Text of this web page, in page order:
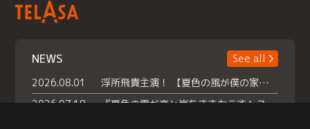
NEWS
See all
2026.08.01
浮所飛貴主演！ 【夏色の風が僕の家にやってきた】 本日よりテラサで独占配信スタート！
2026.07.18
『夏色の雲が恋と嵐をまきおこす』スペシャルメイキング 【Part1】2026年７月18日（土）23時30分～配信スタート！話題のシーンの裏側を大公開！豪華キャスト大集合！ 『武宮家 真夏の家族会議』開催！